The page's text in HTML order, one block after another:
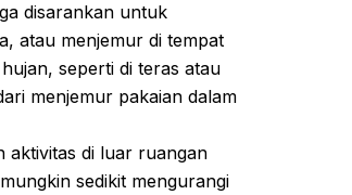
disarankan untuk
atau menjemur di tempat
seperti di teras atau
menjemur pakaian dalam
aktivitas di luar ruangan
sedikit mengurangi